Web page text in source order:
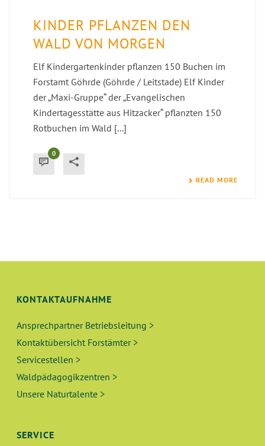
KINDER PFLANZEN DEN
WALD VON MORGEN
Elf Kindergartenkinder pflanzen 150 Buchen im
Forstamt Göhrde (Göhrde / Leitstade) Elf Kinder
der „Maxi-Gruppe“ der „Evangelischen
Kindertagesstätte aus Hitzacker“ pflanzten 150
Rotbuchen im Wald [...]
0
READ MORE
KONTAKTAUFNAHME
Ansprechpartner Betriebsleitung >
Kontaktübersicht Forstämter >
Servicestellen >
Waldpädagogikzentren >
Unsere Naturtalente >
SERVICE